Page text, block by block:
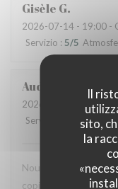
Il
sito,
la
Gisèle G
2026-07-14 - 19:00 -
Servizio : 5/5
Audrey
2026-07-12
- 12:00 -
Servizio
Nous avons testé le
copines et n'avons